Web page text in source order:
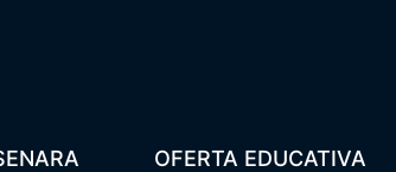
OFERTA EDUCATIVA